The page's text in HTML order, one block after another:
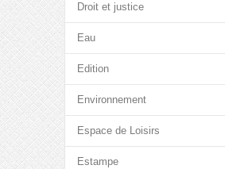
Droit et justice
Eau
Edition
Environnement
Espace de Loisirs
Estampe